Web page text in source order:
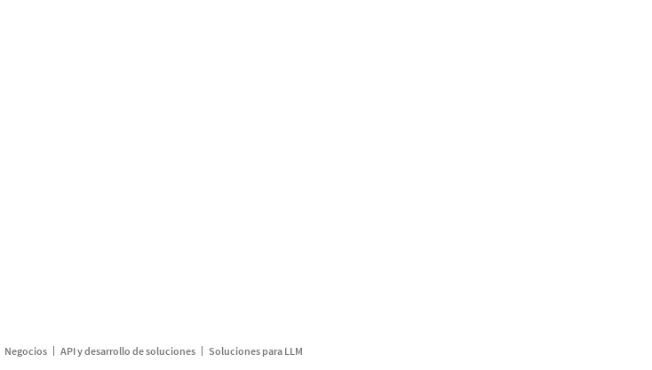
Negocios API y desarrollo de soluciones Soluciones para LLM